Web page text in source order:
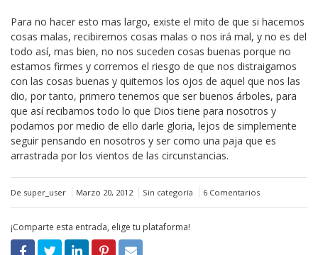
Para no hacer esto mas largo, existe el mito de que si hacemos
cosas malas, recibiremos cosas malas o nos irá mal, y no es del
todo así, mas bien, no nos suceden cosas buenas porque no
estamos firmes y corremos el riesgo de que nos distraigamos
con las cosas buenas y quitemos los ojos de aquel que nos las
dio, por tanto, primero tenemos que ser buenos árboles, para
que así recibamos todo lo que Dios tiene para nosotros y
podamos por medio de ello darle gloria, lejos de simplemente
seguir pensando en nosotros y ser como una paja que es
arrastrada por los vientos de las circunstancias.
De super_user Marzo 20, 2012 Sin categoría 6 Comentarios
¡Comparte esta entrada, elige tu plataforma!